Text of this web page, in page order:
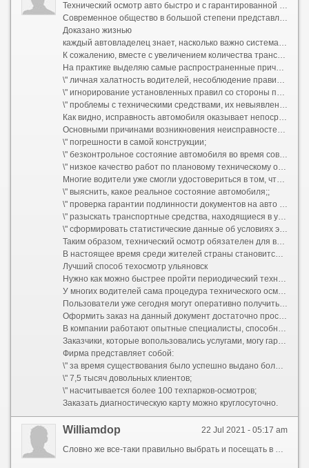
Технический осмотр авто быстро и с гарантированной проверкой по ЕАИСТО
Современное общество в большой степени представляет собой мир, где одну из важнейших ролей играют автомобили. Жители практически всех стран считают машины неотъемлемлемой частью комфортной жизни. Ежедневно на автодороги выходит огромное количество автомобилей различного предназначения, число которых превысило миллиард единиц.
Доказано жизнью
каждый автовладелец знает, насколько важно систематически проходить технический осмотр машины. К данному мероприятию необходимо проходить ответственно, так как от этого напрямую зависит безопасность всех, кто в авто, так и других участников движения.
К сожалению, вместе с увеличением количества транспортных средств увеличивается и количество дорожно - транспортных происшествий. Отвественные органы принимают ответственные мероприятия по уменьшению количества аварий, насколько это возможно. Безопасность дорожного движения - понятие многогранное, и включает в себя целый комплекс задач и практических действий по наведению порядка на дорогах.
На практике выделяю самые распространенные причины появления дорожно-транспортных происшествий:
\" личная халатность водителей, несоблюдение правил дорожного движения;
\" игнорирование установленных правил со стороны пешеходов, переход через проезжую часть в неустановленных местах;
\" проблемы с техническими средствами, их невыявленные вовремя неисправности.
Как видно, исправность автомобиля оказывает непосредственное влияние на безопасность движения по дорогам и требует к себе самого пристального внимания.
Основными причинами возникновения неисправностей автомобилей являются:
\" погрешности в самой конструкции;
\" безконтрольное состояние автомобиля во время совершения поездок;;
\" низкое качество работ по плановому техническому обслуживанию;
Многие водители уже смогли удостовериться в том, что самое важное для безопасной езды - квалифицированный технический осмотр. Эта процедура проводится в масштабе государства и преследует следующие важнейшие цели:
\" выяснить, какое реальное состояние автомобиля;;
\" проверка гарантии подлинности документов на авто и право управление им;
\" разыскать транспортные средства, находящиеся в угоне;
\" сформировать статистические данные об условиях эксплуатации автомобильного парка в целом по стране.
Таким образом, технический осмотр обязателен для всех типов транспортных средств независимо от их принадлежности.
В настоящее время среди жителей страны становится все более востребованной услуга, где можно пройти технический осмотр без предъявления авто. Она имеет достаточно преимуществ, самым важным из которых являются минимальные затраты времени и средств.
Лучший способ техосмотр ульяновск
Нужно как можно быстрее пройти периодический технический осмотр? Сайт techosmotrsp.ru поможет оперативно решить проблему.
У многих водителей сама процедура технического осмотра ассоциируется с бумажной волокитой, затратами времени, длинными очередями и нервотрепкой. Данных неприятностей реально избежать, лишь приобрести диагностическую карту более легким способом.
Пользователи уже сегодня могут оперативно получить гарантированно подлинный документ. Его наличие является главным основанием для оформления страхового полиса на автомобиль. Обратите внимание на то, что каждая карта проходит обязательную регистрацию в системе ЕАИСТО и сопровождается оригинальными печатями, которые аккредетированны в РСА.
Оформить заказ на данный документ достаточно просто. Для этого нужно оставить заявку на ресурсе, заполнить предложенную форму, или связаться с менеджером по контактному телефону. Всего несколько кликов потребуется для проведения процедуры.
В компании работают опытные специалисты, способные предоставить клиентам наилучшие условия обслуживания и наиболее выгодные цены. официальные данные дают понять, что цена диагностической карты стартует от 650 руб., для страховых агентов она составляет 500 рублей.
Заказчики, которые вопользовались услугами, могу гарантировать, что никаких скрытых платежей не будет. Приобретая диагностическую карту в указанной организации, клиент без труда оформит страховой полис ОСАГО в одной из страховых компаний - партнеров.
Фирма представляет собой:
\" за время существования было успешно выдано более 8000 диагностических карт;
\" 7,5 тысяч довольных клиентов;
\" насчитывается более 100 техпарков-осмотров;
Заказать диагностическую карту можно круглосуточно.
22 Jul 2021 - 05:17 am
Williamdop